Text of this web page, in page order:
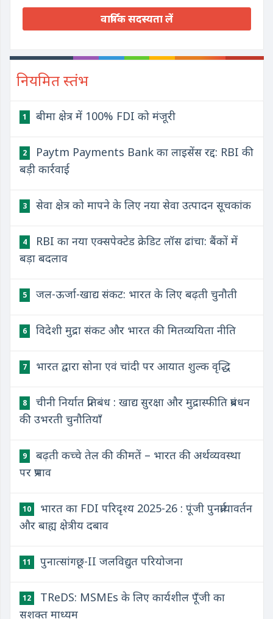
वार्षिक सदस्यता लें
नियमित स्तंभ
1 बीमा क्षेत्र में 100% FDI को मंजूरी
2
Paytm Payments Bank का लाइसेंस रद्द: RBI की
बड़ी कार्रवाई
3 सेवा क्षेत्र को मापने के लिए नया सेवा उत्पादन सूचकांक
4
RBI का नया एक्सपेक्टेड क्रेडिट लॉस ढांचा: बैंकों में
बड़ा बदलाव
5 जल-ऊर्जा-खाद्य संकट: भारत के लिए बढ़ती चुनौती
6 विदेशी मुद्रा संकट और भारत की मितव्ययिता नीति
7 भारत द्वारा सोना एवं चांदी पर आयात शुल्क वृद्धि
8
चीनी निर्यात प्रतिबंध : खाद्य सुरक्षा और मुद्रास्फीति प्रबंधन
की उभरती चुनौतियाँ
9
बढ़ती कच्चे तेल की कीमतें – भारत की अर्थव्यवस्था
पर प्रभाव
10
भारत का FDI परिदृश्य 2025-26 : पूंजी पुनर्प्रत्यावर्तन
और बाह्य क्षेत्रीय दबाव
11 पुनात्सांगछू-II जलविद्युत परियोजना
12
TReDS: MSMEs के लिए कार्यशील पूँजी का
सशक्त माध्यम